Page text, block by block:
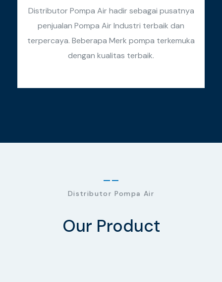
Distributor Pompa Air hadir sebagai pusatnya
penjualan Pompa Air Industri terbaik dan
terpercaya. Beberapa Merk pompa terkemuka
dengan kualitas terbaik.
Distributor Pompa Air
Our Product